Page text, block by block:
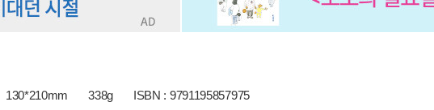
130*210mm 338g ISBN : 9791195857975